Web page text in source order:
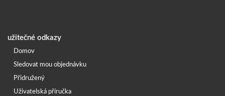
užitečné odkazy
Domov
Sledovat mou objednávku
Přidružený
Uživatelská příručka